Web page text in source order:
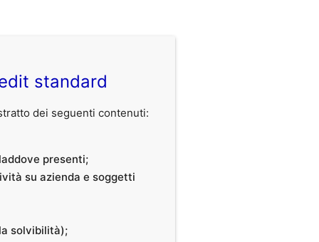
standard
dei seguenti contenuti:
presenti;
su azienda e soggetti
solvibilità);